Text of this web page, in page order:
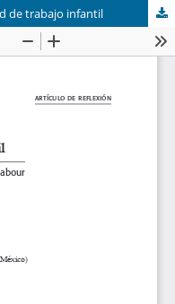
de trabajo infantil